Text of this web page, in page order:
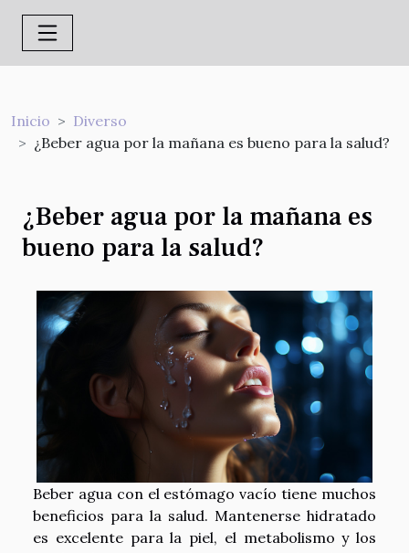
Inicio
Diverso
¿Beber agua por la mañana es bueno para la salud?
¿Beber agua por la mañana es
bueno para la salud?
Beber agua con el estómago vacío tiene muchos
beneficios para la salud. Mantenerse hidratado
es excelente para la piel, el metabolismo y los